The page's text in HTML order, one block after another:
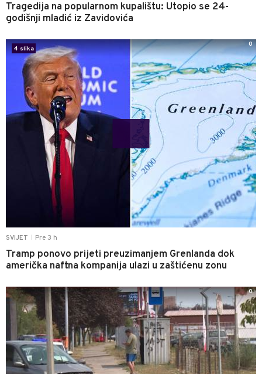
Tragedija na popularnom kupalištu: Utopio se 24-
godišnji mladić iz Zavidovića
SVIJET Pre 3 h
Tramp ponovo prijeti preuzimanjem Grenlanda dok
američka naftna kompanija ulazi u zaštićenu zonu
4 slika
0
0